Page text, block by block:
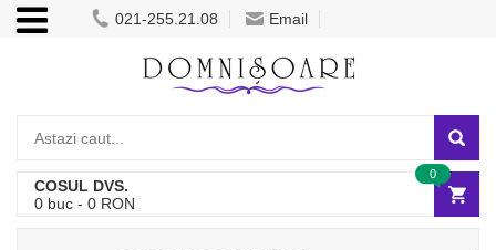
021-255.21.08 Email
COSUL DVS.
0 buc - 0 RON
0